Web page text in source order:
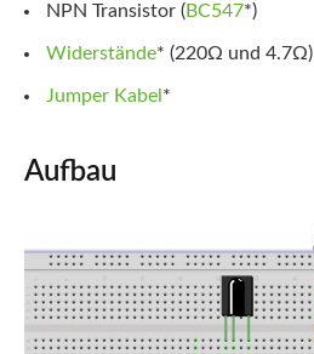
NPN Transistor (BC547*)
Widerstände* (220Ω und 4.7Ω)
Jumper Kabel *
Aufbau